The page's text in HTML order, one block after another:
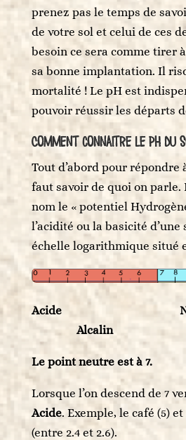
prenez pas le temps de
de votre sol et celui de ces
besoin ce sera comme tirer
sa bonne implantation. Il
mortalité ! Le pH est
pouvoir réussir les départs
Comment connaitre le pH du
Tout d’abord pour répondre
faut savoir de quoi on parle.
nom le « potentiel
l’acidité ou la basicité d’une
échelle logarithmique situé
Acide
Alcalin
Le point neutre est à 7.
Lorsque l’on descend de 7
Acide. Exemple, le café (5)
(entre 2.4 et 2.6).